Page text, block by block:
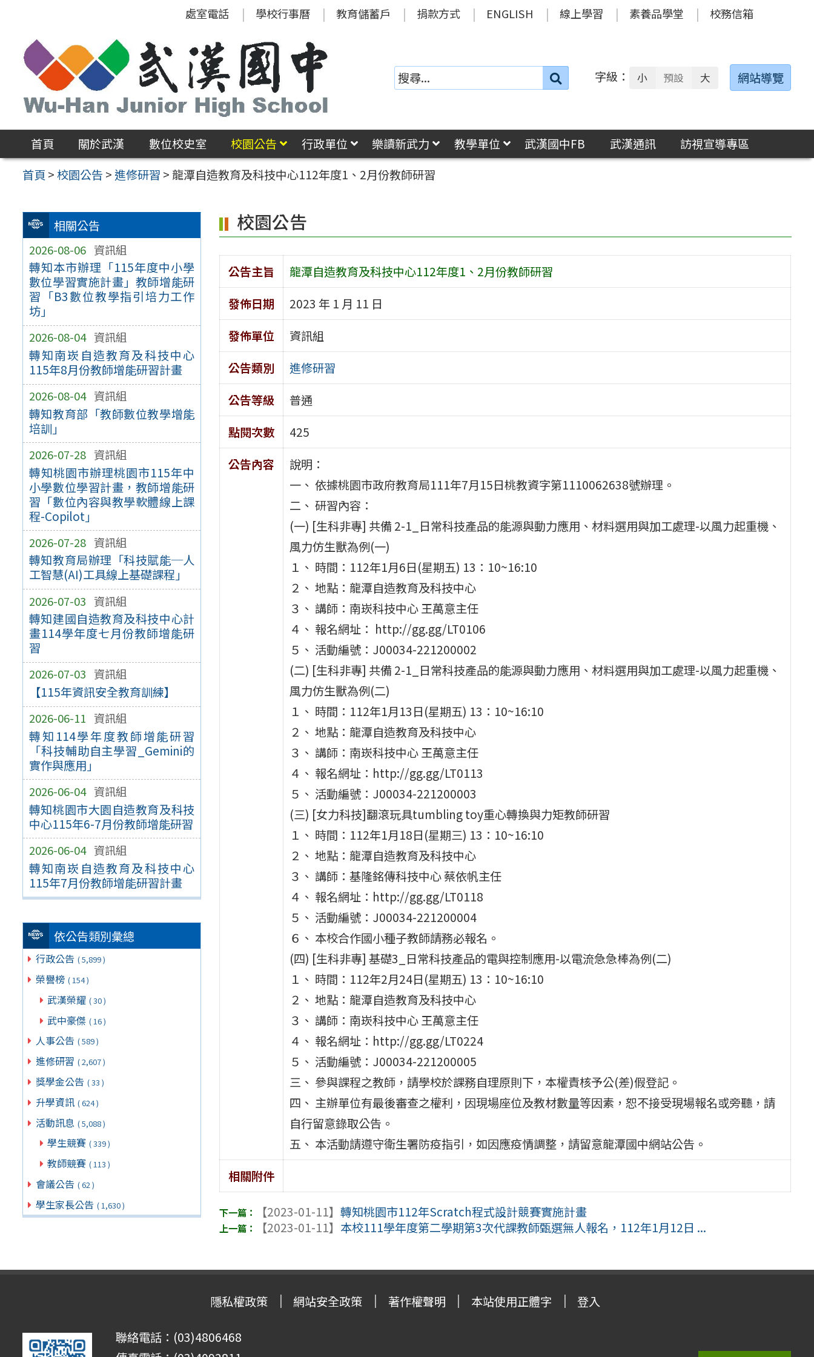
區
處室電話 學校行事曆 教育儲蓄戶 捐款方式 ENGLISH 線上學習 素養品學堂 校務信箱
搜
字級： 小 預設 大 網站導覽
首頁 關於武漢 數位校史室 校園公告 行政單位 樂讀新武力 教學單位 武漢國中FB 武漢通訊
訪視宣導專區
首頁 >校園公告 >進修研習 > 龍潭自造教育及科技中心112年度1、2月份教師研習
相關公告
2026-08-06 資訊組
轉知本市辦理「115年度中小學
數位學習實施計畫」教師增能研
習「B3數位教學指引培力工作
坊」
2026-08-04 資訊組
轉知南崁自造教育及科技中心
115年8月份教師增能研習計畫
2026-08-04 資訊組
轉知教育部「教師數位教學增能
培訓」
2026-07-28 資訊組
轉知桃園市辦理桃園市115年中
小學數位學習計畫，教師增能研
習「數位內容與教學軟體線上課
程-Copilot」
2026-07-28 資訊組
轉知教育局辦理「科技賦能─人
工智慧(AI)工具線上基礎課程」
2026-07-03 資訊組
轉知建國自造教育及科技中心計
畫114學年度七月份教師增能研
習
2026-07-03 資訊組
【115年資訊安全教育訓練】
2026-06-11 資訊組
轉知114學年度教師增能研習
「科技輔助自主學習_Gemini的
實作與應用」
2026-06-04 資訊組
轉知桃園市大園自造教育及科技
中心115年6-7月份教師增能研習
2026-06-04 資訊組
轉知南崁自造教育及科技中心
115年7月份教師增能研習計畫
依公告類別彙總
行政公告 ( 5,899 )
榮譽榜 ( 154 )
武漢榮耀 ( 30 )
武中豪傑 ( 16 )
人事公告 ( 589 )
進修研習 ( 2,607 )
獎學金公告 ( 33 )
升學資訊 ( 624 )
活動訊息 ( 5,088 )
學生競賽 ( 339 )
教師競賽 ( 113 )
會議公告 ( 62 )
學生家長公告 ( 1,630 )
校園公告
公告主旨
龍潭自造教育及科技中心112年度1、2月份教師研習
發佈日期
2023 年 1 月 11 日
發佈單位
資訊組
公告類別
進修研習
公告等級
普通
點閱次數
425
公告內容
說明：
一、 依據桃園市政府教育局111年7月15日桃教資字第1110062638號辦理。
二、 研習內容：
(一) [生科非專] 共備 2-1_日常科技產品的能源與動力應用、材料選用與加工處理-以風力起重機、
風力仿生獸為例(一)
１、 時間：112年1月6日(星期五) 13：10~16:10
２、 地點：龍潭自造教育及科技中心
３、 講師：南崁科技中心 王萬意主任
４、 報名網址： http://gg.gg/LT0106
５、 活動編號：J00034-221200002
(二) [生科非專] 共備 2-1_日常科技產品的能源與動力應用、材料選用與加工處理-以風力起重機、
風力仿生獸為例(二)
１、 時間：112年1月13日(星期五) 13：10~16:10
２、 地點：龍潭自造教育及科技中心
３、 講師：南崁科技中心 王萬意主任
４、 報名網址：http://gg.gg/LT0113
５、 活動編號：J00034-221200003
(三) [女力科技]翻滾玩具tumbling toy重心轉換與力矩教師研習
１、 時間：112年1月18日(星期三) 13：10~16:10
２、 地點：龍潭自造教育及科技中心
３、 講師：基隆銘傳科技中心 蔡依帆主任
４、 報名網址：http://gg.gg/LT0118
５、 活動編號：J00034-221200004
６、 本校合作國小種子教師請務必報名。
(四) [生科非專] 基礎3_日常科技產品的電與控制應用-以電流急急棒為例(二)
１、 時間：112年2月24日(星期五) 13：10~16:10
２、 地點：龍潭自造教育及科技中心
３、 講師：南崁科技中心 王萬意主任
４、 報名網址：http://gg.gg/LT0224
５、 活動編號：J00034-221200005
三、 參與課程之教師，請學校於課務自理原則下，本權責核予公(差)假登記。
四、 主辦單位有最後審查之權利，因現場座位及教材數量等因素，恕不接受現場報名或旁聽，請
自行留意錄取公告。
五、 本活動請遵守衛生署防疫指引，如因應疫情調整，請留意龍潭國中網站公告。
相關附件
【2023-01-11】轉知桃園市112年Scratch程式設計競賽實施計畫
【2023-01-11】 本校111學年度第二學期第3次代課教師甄選無人報名，112年1月12日 ...
隱私權政策 網站安全政策 著作權聲明 本站使用正體字 登入
聯絡電話：(03)4806468